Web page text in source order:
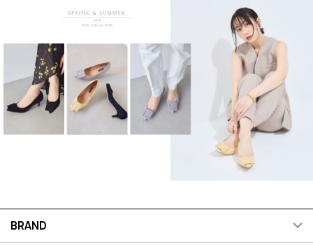
BRAND